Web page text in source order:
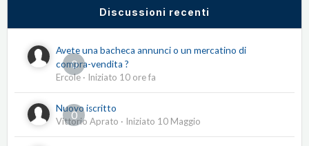
Discussioni recenti
0
Avete una bacheca annunci o un mercatino di
compra-vendita ?
Ercole · Iniziato 10 ore fa
0
Nuovo iscritto
Vittorio Aprato · Iniziato 10 Maggio